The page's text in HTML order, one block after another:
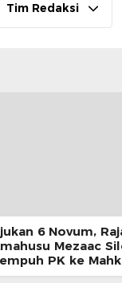
Tim Redaksi
6 Novum,
Mezaac
PK ke